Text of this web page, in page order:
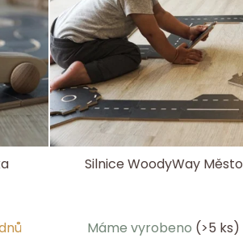
Silnice WoodyWay Město
Máme vyrobeno (>5 ks)